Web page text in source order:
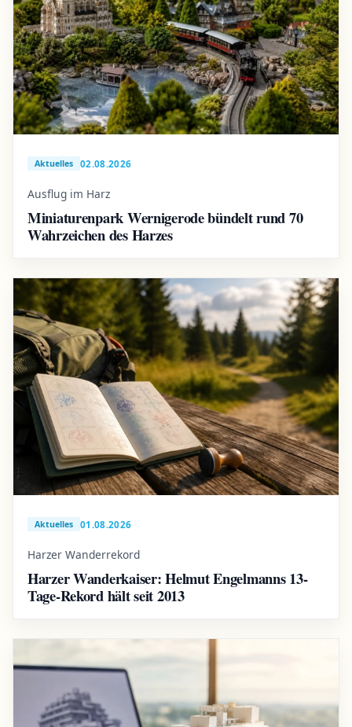
Aktuelles 02.08.2026
Ausflug im Harz
Miniaturenpark Wernigerode bündelt rund 70
Wahrzeichen des Harzes
Aktuelles 01.08.2026
Harzer Wanderrekord
Harzer Wanderkaiser: Helmut Engelmanns 13-
Tage-Rekord hält seit 2013